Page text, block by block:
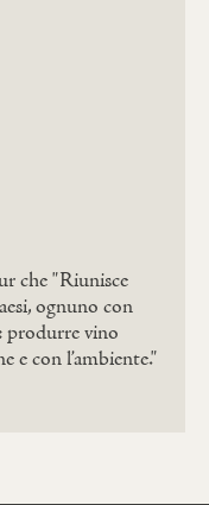
che "Riunisce
ognuno con
produrre vino
e con l’ambiente."